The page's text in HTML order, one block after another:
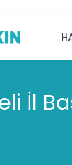
İl